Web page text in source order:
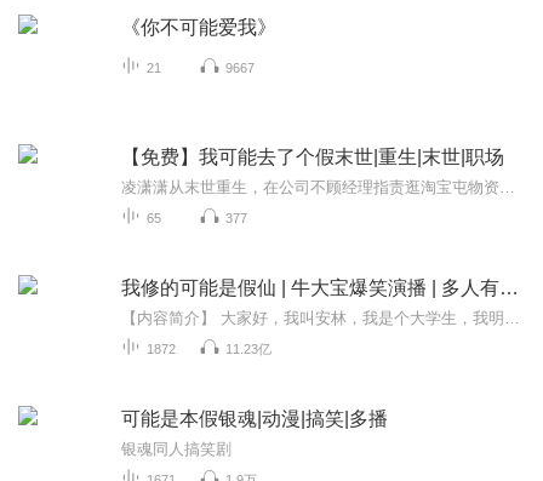
《你不可能爱我》
21 9667
【免费】我可能去了个假末世|重生|末世|职场
65 377
我修的可能是假仙 | 牛大宝爆笑演播 | 多人有声剧
1872 11.23亿
可能是本假银魂|动漫|搞笑|多播
银魂同人搞笑剧